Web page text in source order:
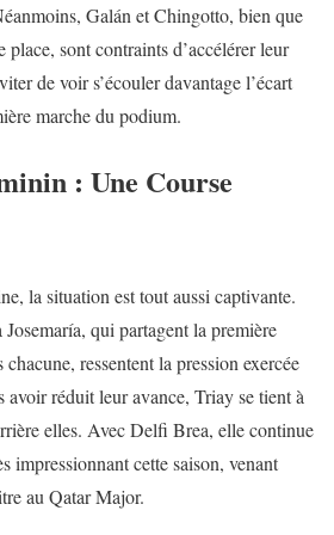
Galán et Chingotto, bien que
place, sont contraints d’accélérer leur
de voir s’écouler davantage l’écart
marche du podium.
: Une Course
la situation est tout aussi captivante.
qui partagent la première
ressentent la pression exercée
réduit leur avance, Triay se tient à
elles. Avec Delfi Brea, elle continue
impressionnant cette saison, venant
au Qatar Major.